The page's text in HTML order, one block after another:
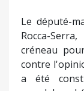
Le député-
Rocca-
créneau
contre
a été